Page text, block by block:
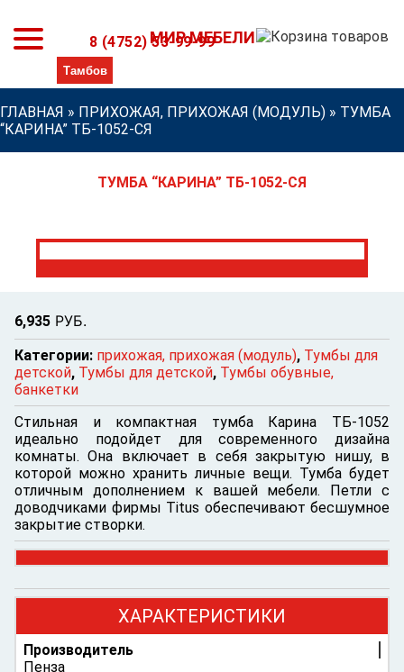
МИР МЕБЕЛИ
8 (4752) 53-99-99
ГЛАВНАЯ » ПРИХОЖАЯ, ПРИХОЖАЯ (МОДУЛЬ) » ТУМБА
“КАРИНА” ТБ-1052-СЯ
ТУМБА “КАРИНА” ТБ-1052-СЯ
6,935 РУБ.
Категории: прихожая, прихожая (модуль), Тумбы для
детской, Тумбы для детской, Тумбы обувные,
банкетки
Стильная и компактная тумба Карина ТБ-1052
идеально подойдет для современного дизайна
комнаты. Она включает в себя закрытую нишу, в
которой можно хранить личные вещи. Тумба будет
отличным дополнением к вашей мебели. Петли с
доводчиками фирмы Titus обеспечивают бесшумное
закрытие створки.
ХАРАКТЕРИСТИКИ
Производитель
Пенза